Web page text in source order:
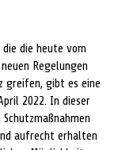
die die heute vom
Regelungen
greifen, gibt es eine
2022. In dieser
aufrecht erhalten